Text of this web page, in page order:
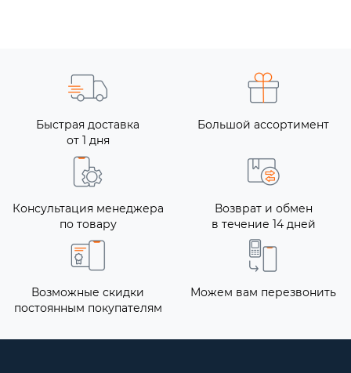
Быстрая доставка
от 1 дня
Большой ассортимент
Консультация менеджера
по товару
Возврат и обмен
в течение 14 дней
Возможные скидки
постоянным покупателям
Можем вам перезвонить